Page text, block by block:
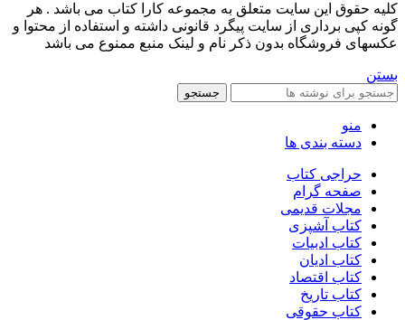
کليه حقوق اين سايت متعلق به مجموعه کارا کتاب می باشد . هر
گونه کپی برداری از سایت پیگرد قانونی داشته و استفاده از محتوا و
عکسهای فروشگاه بدون ذکر نام و لینک منبع ممنوع می باشد
بستن
جستجو
منو
دسته بندی ها
حراجی کتاب
صفحه گرام
مجلات قدیمی
کتاب آشپزی
کتاب ادبیات
کتاب ادیان
کتاب اقتصاد
کتاب تاریخ
کتاب حقوقی